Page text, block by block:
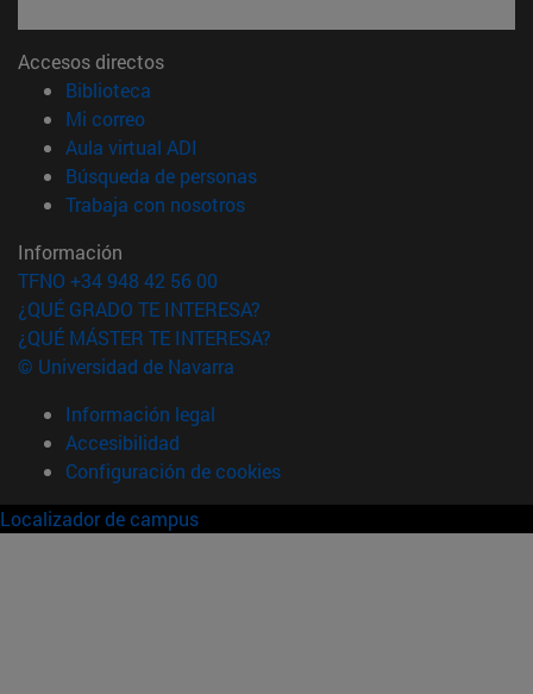
Accesos directos
Biblioteca
Mi correo(abre en nueva ventana)
Aula virtual ADI
Búsqueda de personas(abre en nueva ventana)
Trabaja con nosotros(abre en nueva ventana)
Información
TFNO +34 948 42 56 00
¿QUÉ GRADO TE INTERESA?
¿QUÉ MÁSTER TE INTERESA?
© Universidad de Navarra
Información legal
Accesibilidad
Configuración de cookies
Localizador de campus